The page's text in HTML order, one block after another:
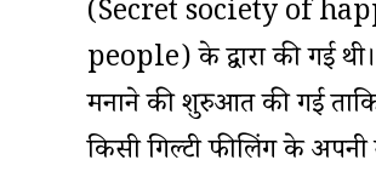
(Secret society of
people) के द्वारा की गई
मनाने की शुरुआत की गई
किसी गिल्टी फीलिंग के